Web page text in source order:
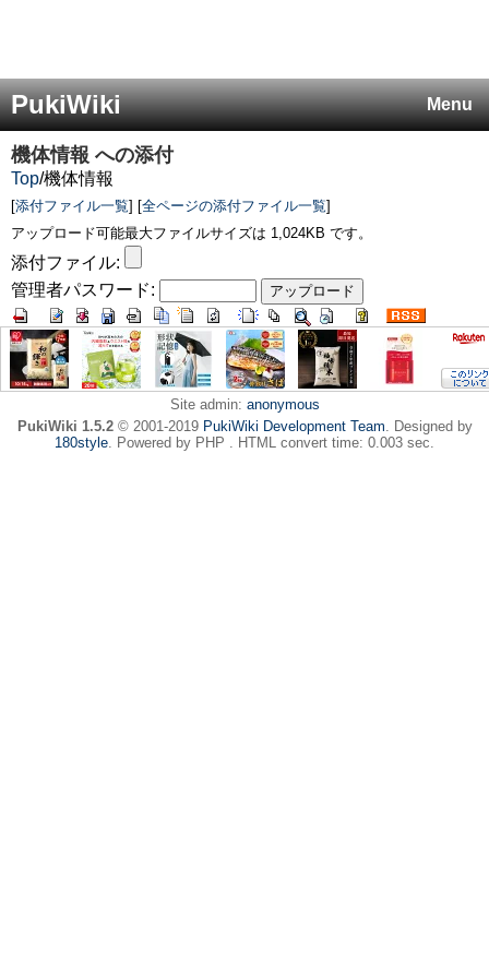
Menu
PukiWiki
機体情報 への添付
Top/機体情報
[添付ファイル一覧] [全ページの添付ファイル一覧]
アップロード可能最大ファイルサイズは 1,024KB です。
添付ファイル:
管理者パスワード:
Site admin: anonymous
PukiWiki 1.5.2© 2001-2019 PukiWiki Development Team. Designed by
180style. Powered by PHP . HTML convert time: 0.003 sec.